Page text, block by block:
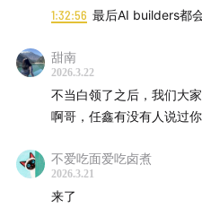
团队规模：半年前 2 人
行，百倍仍有挑战
新公司更有机会做 AI
历史包袱
45:10 PRD 要写到 AI 能看懂
1:32:56 最后AI builders都
甜南
2026.3.22
不当白领了之后，我们大
啊哥，任鑫有没有人说过
不爱吃面爱吃卤煮
2026.3.21
来了